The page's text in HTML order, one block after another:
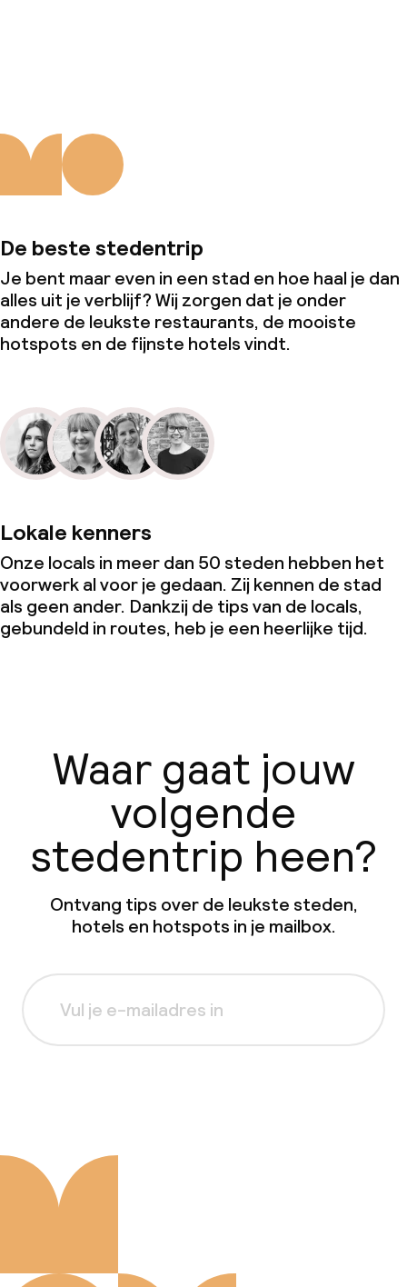
De beste stedentrip
Je bent maar even in een stad en hoe haal je dan
alles uit je verblijf? Wij zorgen dat je onder
andere de leukste restaurants, de mooiste
hotspots en de fijnste hotels vindt.
Lokale kenners
Onze locals in meer dan 50 steden hebben het
voorwerk al voor je gedaan. Zij kennen de stad
als geen ander. Dankzij de tips van de locals,
gebundeld in routes, heb je een heerlijke tijd.
Waar gaat jouw
volgende
stedentrip heen?
Ontvang tips over de leukste steden,
hotels en hotspots in je mailbox.